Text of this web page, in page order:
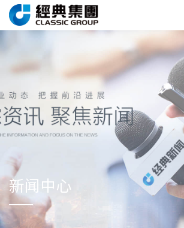
新闻中心